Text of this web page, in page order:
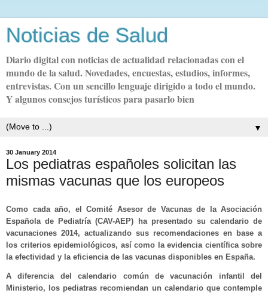
Noticias de Salud
Diario digital con noticias de actualidad relacionadas con el
mundo de la salud. Novedades, encuestas, estudios, informes,
entrevistas. Con un sencillo lenguaje dirigido a todo el mundo.
Y algunos consejos turísticos para pasarlo bien
▼
30 January 2014
Los pediatras españoles solicitan las
mismas vacunas que los europeos
Como cada año, el Comité Asesor de Vacunas de la Asociación
Española de Pediatría (CAV-AEP) ha presentado su calendario de
vacunaciones 2014, actualizando sus recomendaciones en base a
los criterios epidemiológicos, así como la evidencia científica sobre
la efectividad y la eficiencia de las vacunas disponibles en España.
A diferencia del calendario común de vacunación infantil del
Ministerio, los pediatras recomiendan un calendario que contemple